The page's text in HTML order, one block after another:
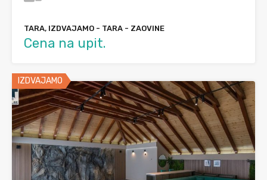
TARA, IZDVAJAMO - TARA - ZAOVINE
Cena na upit.
IZDVAJAMO